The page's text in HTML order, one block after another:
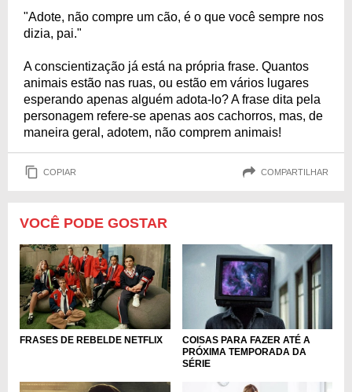
"Adote, não compre um cão, é o que você sempre nos
dizia, pai."
A conscientização já está na própria frase. Quantos
animais estão nas ruas, ou estão em vários lugares
esperando apenas alguém adota-lo? A frase dita pela
personagem refere-se apenas aos cachorros, mas, de
maneira geral, adotem, não comprem animais!
COPIAR COMPARTILHAR
VOCÊ PODE GOSTAR
FRASES DE REBELDE NETFLIX
COISAS PARA FAZER ATÉ A
PRÓXIMA TEMPORADA DA
SÉRIE